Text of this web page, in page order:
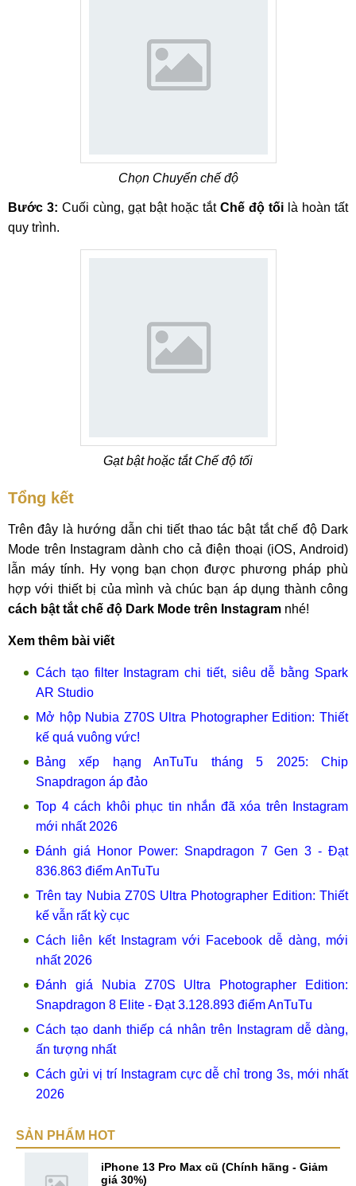
Chọn Chuyển chế độ
Bước 3: Cuối cùng, gạt bật hoặc tắt Chế độ tối là hoàn tất
quy trình.
Gạt bật hoặc tắt Chế độ tối
Tổng kết
Trên đây là hướng dẫn chi tiết thao tác bật tắt chế độ Dark
Mode trên Instagram dành cho cả điện thoại (iOS, Android)
lẫn máy tính. Hy vọng bạn chọn được phương pháp phù
hợp với thiết bị của mình và chúc bạn áp dụng thành công
cách bật tắt chế độ Dark Mode trên Instagram nhé!
Xem thêm bài viết
Cách tạo filter Instagram chi tiết, siêu dễ bằng Spark
AR Studio
Mở hộp Nubia Z70S Ultra Photographer Edition: Thiết
kế quá vuông vức!
Bảng xếp hạng AnTuTu tháng 5 2025: Chip
Snapdragon áp đảo
Top 4 cách khôi phục tin nhắn đã xóa trên Instagram
mới nhất 2026
Đánh giá Honor Power: Snapdragon 7 Gen 3 - Đạt
836.863 điểm AnTuTu
Trên tay Nubia Z70S Ultra Photographer Edition: Thiết
kế vẫn rất kỳ cục
Cách liên kết Instagram với Facebook dễ dàng, mới
nhất 2026
Đánh giá Nubia Z70S Ultra Photographer Edition:
Snapdragon 8 Elite - Đạt 3.128.893 điểm AnTuTu
Cách tạo danh thiếp cá nhân trên Instagram dễ dàng,
ấn tượng nhất
Cách gửi vị trí Instagram cực dễ chỉ trong 3s, mới nhất
2026
SẢN PHẨM HOT
iPhone 13 Pro Max cũ (Chính hãng - Giảm
giá 30%)